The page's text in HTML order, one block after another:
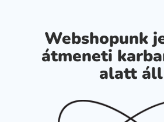
Webshopunk
átmeneti
alatt áll